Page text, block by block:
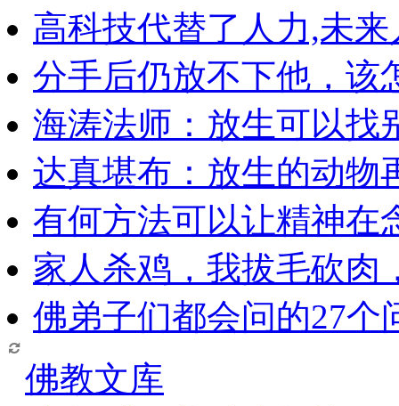
高科技代替了人力,未
分手后仍放不下他，该
海涛法师：放生可以找
达真堪布：放生的动物
有何方法可以让精神在
家人杀鸡，我拔毛砍肉
佛弟子们都会问的27个
佛教文库